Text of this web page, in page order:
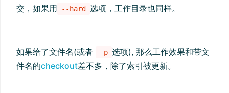
交，如果用
--hard 选项，工作目录也同样。
如果给了文件名(或者 -p 选项), 那么工作效果和带文
件名的checkout差不多，除了索引被更新。